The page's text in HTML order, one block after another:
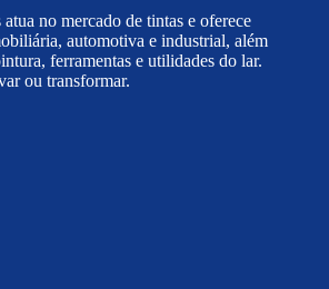
no mercado de tintas e oferece
automotiva e industrial, além
ferramentas e utilidades do lar.
ou transformar.